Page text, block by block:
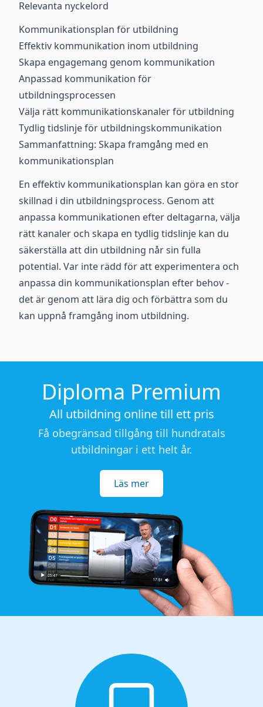
Relevanta nyckelord
Kommunikationsplan för utbildning
Effektiv kommunikation inom utbildning
Skapa engagemang genom kommunikation
Anpassad kommunikation för
utbildningsprocessen
Välja rätt kommunikationskanaler för utbildning
Tydlig tidslinje för utbildningskommunikation
Sammanfattning: Skapa framgång med en
kommunikationsplan
En effektiv kommunikationsplan kan göra en stor
skillnad i din utbildningsprocess. Genom att
anpassa kommunikationen efter deltagarna, välja
rätt kanaler och skapa en tydlig tidslinje kan du
säkerställa att din utbildning når sin fulla
potential. Var inte rädd för att experimentera och
anpassa din kommunikationsplan efter behov -
det är genom att lära dig och förbättra som du
kan uppnå framgång inom utbildning.
Diploma Premium
All utbildning online till ett pris
Få obegränsad tillgång till hundratals
utbildningar i ett helt år.
Läs mer